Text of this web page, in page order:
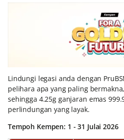
Lindungi legasi anda dengan
pelihara apa yang paling
sehingga 4.25g ganjaran emas
perlindungan yang layak.
Tempoh Kempen: 1 - 31 Julai 2026